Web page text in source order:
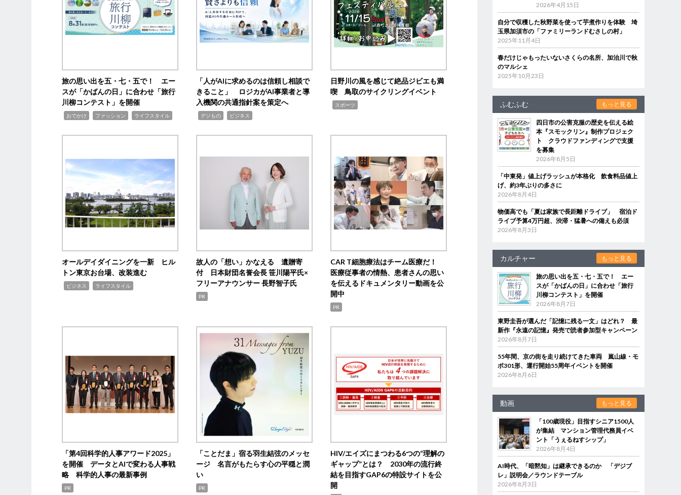
旅の思い出を五・七・五で！ エー
スが「かばんの日」に合わせ「旅行
川柳コンテスト」を開催
おでかけ ファッション ライフスタイル
「人がAIに求めるのは信頼し相談で
きること」 ロジカがAI事業者と導
入機関の共通指針案を策定へ
デジもの ビジネス
日野川の風を感じて絶品ジビエも満
喫 鳥取のサイクリングイベント
スポーツ
オールデイダイニングを一新 ヒル
トン東京お台場、改装進む
ビジネス ライフスタイル
故人の「想い」かなえる 遺贈寄
付 日本財団名誉会長 笹川陽平氏×
フリーアナウンサー 長野智子氏
PR
CAR T細胞療法はチーム医療だ！
医療従事者の情熱、患者さんの思い
を伝えるドキュメンタリー動画を公
開中
PR
「第4回科学的人事アワード2025」
を開催 データとAIで変わる人事戦
略 科学的人事の最新事例
PR
「ことだま」宿る羽生結弦のメッセ
ージ 名言がもたらす心の平穏と潤
い
PR
HIV/エイズにまつわる6つの“理解の
ギャップ”とは？ 2030年の流行終
結を目指すGAP6の特設サイトを公
開
2026年4月15日
自分で収穫した秋野菜を使って芋煮作りを体験 埼
玉県加須市の「ファミリーランドむさしの村」
2025年11月4日
春だけじゃもったいないさくらの名所、加治川で秋
のマルシェ
2025年10月23日
ふむふむ もっと見る
四日市の公害克服の歴史を伝える絵
本『スモックリン』制作プロジェク
ト クラウドファンディングで支援
を募集
2026年8月5日
「中東発」値上げラッシュが本格化 飲食料品値上
げ、約3年ぶりの多さに
2026年8月4日
物価高でも「夏は家族で長距離ドライブ」 宿泊ド
ライブ予算4万円超、渋滞・猛暑への備えも必須
2026年8月3日
カルチャー もっと見る
旅の思い出を五・七・五で！ エー
スが「かばんの日」に合わせ「旅行
川柳コンテスト」を開催
2026年8月7日
東野圭吾が選んだ「記憶に残る一文」はどれ？ 最
新作『永遠の記憶』発売で読者参加型キャンペーン
2026年8月7日
55年間、京の街を走り続けてきた車両 嵐山線・モ
ボ301形、運行開始55周年イベントを開催
2026年8月6日
動画 もっと見る
「100歳現役」目指すシニア1500人
が集結 マンション管理代務員イベ
ント「うぇるねすシップ」
2026年8月4日
AI時代、「暗黙知」は継承できるのか 「デジブ
レ」説明会／ラウンドテーブル
2026年8月3日